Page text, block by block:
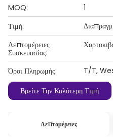
MOQ:
1
Τιμή:
Λεπτομέρειες
Συσκευασίας:
Όροι Πληρωμής:
T/T,
Βρείτε Την Καλύτερη Τιμή
Λεπτομέρειες